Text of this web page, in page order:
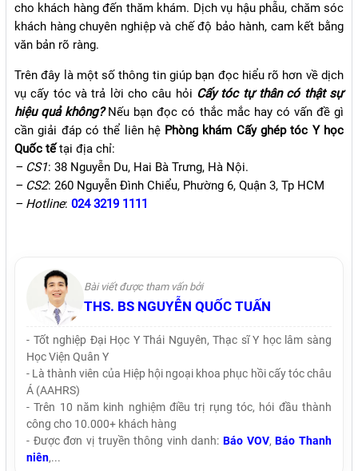
cho khách hàng đến thăm khám. Dịch vụ hậu phẫu, chăm sóc
khách hàng chuyên nghiệp và chế độ bảo hành, cam kết bằng
văn bản rõ ràng.
Trên đây là một số thông tin giúp bạn đọc hiểu rõ hơn về dịch
vụ cấy tóc và trả lời cho câu hỏi Cấy tóc tự thân có thật sự
hiệu quả không?Nếu bạn đọc có thắc mắc hay có vấn đề gì
cần giải đáp có thể liên hệ Phòng khám Cấy ghép tóc Y học
Quốc tếtại địa chỉ:
– CS1: 38 Nguyễn Du, Hai Bà Trưng, Hà Nội.
– CS2: 260 Nguyễn Đình Chiểu, Phường 6, Quận 3, Tp HCM
– Hotline: 024 3219 1111
Bài viết được tham vấn bởi
THS. BS NGUYỄN QUỐC TUẤN
- Tốt nghiệp Đại Học Y Thái Nguyên, Thạc sĩ Y học lâm sàng
Học Viện Quân Y
- Là thành viên của Hiệp hội ngoại khoa phục hồi cấy tóc châu
Á (AAHRS)
- Trên 10 năm kinh nghiệm điều trị rụng tóc, hói đầu thành
công cho 10.000+ khách hàng
- Được đơn vị truyền thông vinh danh:Báo VOV,Báo Thanh
niên,...